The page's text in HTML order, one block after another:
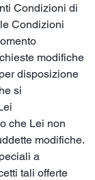
Condizioni di
Condizioni
modifiche
disposizione
si
che Lei non
modifiche.
a
tali offerte